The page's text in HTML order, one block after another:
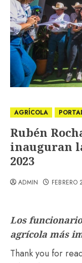
AGRÍCOLA
Rubén
inauguran
2023
ADMIN
Los
agrícola más
Thank you for